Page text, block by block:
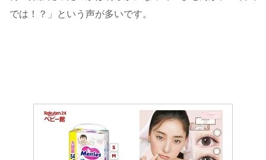
では！？」という声が多いです。